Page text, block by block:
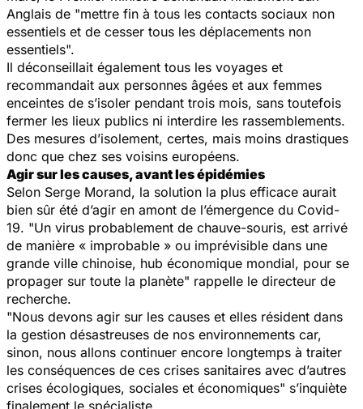
Anglais de "mettre fin à tous les contacts sociaux non
essentiels et de cesser tous les déplacements non
essentiels".
Il déconseillait également tous les voyages et
recommandait aux personnes âgées et aux femmes
enceintes de s’isoler pendant trois mois, sans toutefois
fermer les lieux publics ni interdire les rassemblements.
Des mesures d’isolement, certes, mais moins drastiques
donc que chez ses voisins européens.
Agir sur les causes, avant les épidémies
Selon Serge Morand, la solution la plus efficace aurait
bien sûr été d’agir en amont de l’émergence du Covid-
19. "Un virus probablement de chauve-souris, est arrivé
de manière « improbable » ou imprévisible dans une
grande ville chinoise, hub économique mondial, pour se
propager sur toute la planète" rappelle le directeur de
recherche.
"Nous devons agir sur les causes et elles résident dans
la gestion désastreuses de nos environnements car,
sinon, nous allons continuer encore longtemps à traiter
les conséquences de ces crises sanitaires avec d’autres
crises écologiques, sociales et économiques" s’inquiète
finalement le spécialiste.